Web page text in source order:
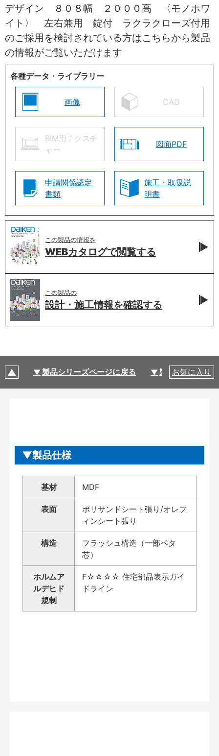
デザイン ８０８幅 ２０００高 〈モノホワ
イト〉 左右兼用 錠付 ラクラクローズ付用
のご採用を検討されている方はこちらから製品
の情報がご覧いただけます
各種データ・ライブラリー
画像 CAD
BIM用テクスチ
ャー
図面PDF
申請関係認定
書類
施工・取扱説
明書
この製品の情報を
WEBカタログで閲覧する
この製品の
設計・施工情報を確認する
製品シリーズページに戻る 製品仕様
お気に入り
製品仕様
基材 MDF
表面
ポリサンドシート張り/オレフ
ィンシート張り
構造
フラッシュ構造（一部ベタ
芯）
ホルムア
ルデヒド
規制
F☆☆☆☆ 住宅部品表示ガイ
ドライン